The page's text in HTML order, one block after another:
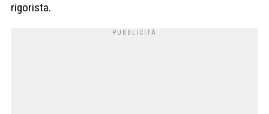
rigorista.